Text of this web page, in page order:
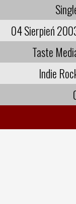
04 Sierpień
Taste
Indie